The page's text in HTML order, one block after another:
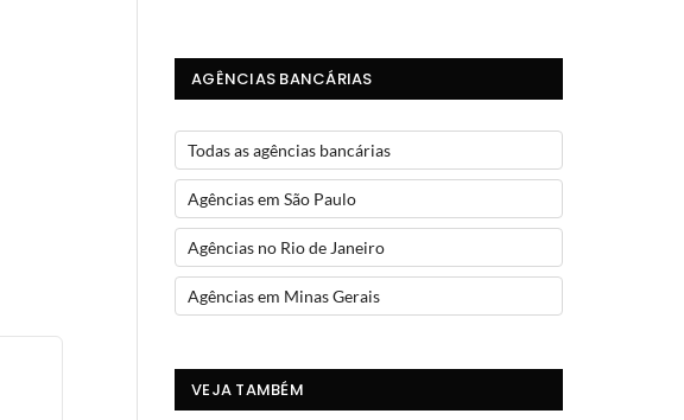
AGÊNCIAS BANCÁRIAS
Todas as agências bancárias
Agências em São Paulo
Agências no Rio de Janeiro
Agências em Minas Gerais
VEJA TAMBÉM